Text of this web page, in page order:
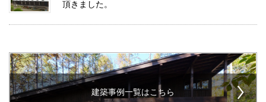
頂きました。
建築事例一覧はこちら